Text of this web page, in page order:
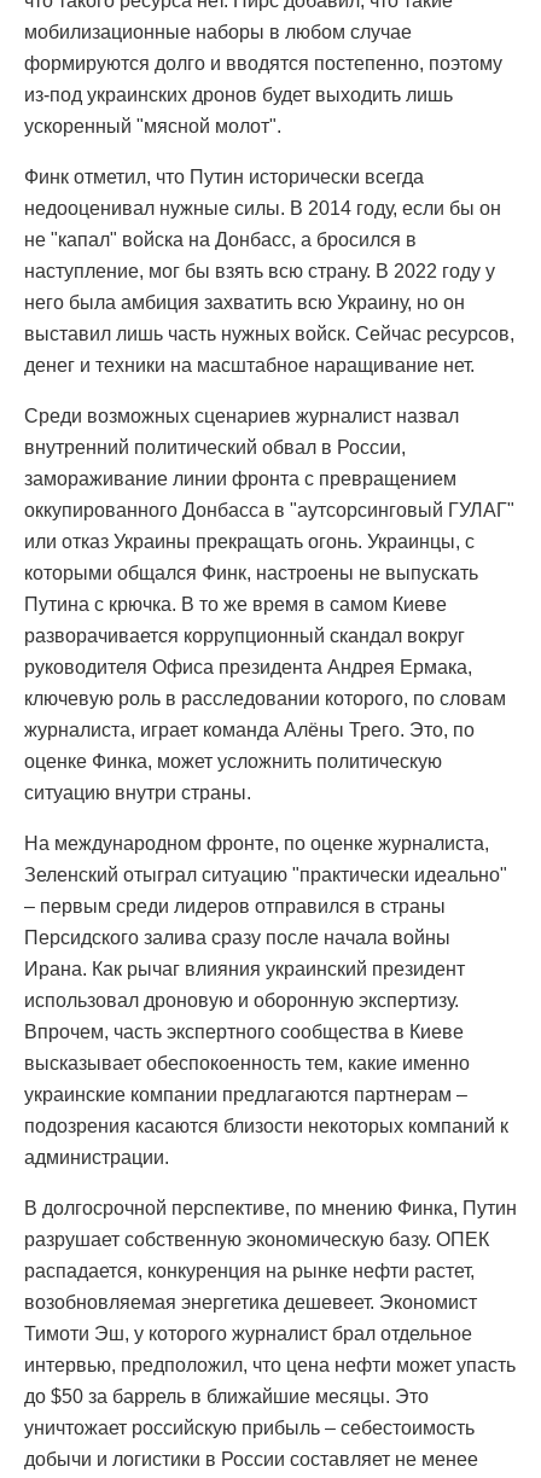
мобилизационные наборы в любом случае
формируются долго и вводятся постепенно, поэтому
из-под украинских дронов будет выходить лишь
ускоренный "мясной молот".
Финк отметил, что Путин исторически всегда
недооценивал нужные силы. В 2014 году, если бы он
не "капал" войска на Донбасс, а бросился в
наступление, мог бы взять всю страну. В 2022 году у
него была амбиция захватить всю Украину, но он
выставил лишь часть нужных войск. Сейчас ресурсов,
денег и техники на масштабное наращивание нет.
Среди возможных сценариев журналист назвал
внутренний политический обвал в России,
замораживание линии фронта с превращением
оккупированного Донбасса в "аутсорсинговый ГУЛАГ"
или отказ Украины прекращать огонь. Украинцы, с
которыми общался Финк, настроены не выпускать
Путина с крючка. В то же время в самом Киеве
разворачивается коррупционный скандал вокруг
руководителя Офиса президента Андрея Ермака,
ключевую роль в расследовании которого, по словам
журналиста, играет команда Алёны Трего. Это, по
оценке Финка, может усложнить политическую
ситуацию внутри страны.
На международном фронте, по оценке журналиста,
Зеленский отыграл ситуацию "практически идеально"
– первым среди лидеров отправился в страны
Персидского залива сразу после начала войны
Ирана. Как рычаг влияния украинский президент
использовал дроновую и оборонную экспертизу.
Впрочем, часть экспертного сообщества в Киеве
высказывает обеспокоенность тем, какие именно
украинские компании предлагаются партнерам –
подозрения касаются близости некоторых компаний к
администрации.
В долгосрочной перспективе, по мнению Финка, Путин
разрушает собственную экономическую базу. ОПЕК
распадается, конкуренция на рынке нефти растет,
возобновляемая энергетика дешевеет. Экономист
Тимоти Эш, у которого журналист брал отдельное
интервью, предположил, что цена нефти может упасть
до $50 за баррель в ближайшие месяцы. Это
уничтожает российскую прибыль – себестоимость
добычи и логистики в России составляет не менее